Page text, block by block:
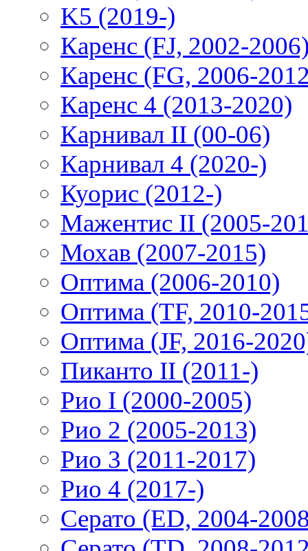
K5 (2019-)
Каренс (FJ, 2002-
Каренс (FG, 2006-
Каренс 4 (2013-2020)
Карнивал II (00-06)
Карнивал 4 (2020-)
Куорис (2012-)
Мажентис II (2005-
Мохав (2007-2015)
Оптима (2006-2010)
Оптима (TF, 2010-
Оптима (JF, 2016-
Пиканто II (2011-)
Рио I (2000-2005)
Рио 2 (2005-2013)
Рио 3 (2011-2017)
Рио 4 (2017-)
Серато (ED, 2004-